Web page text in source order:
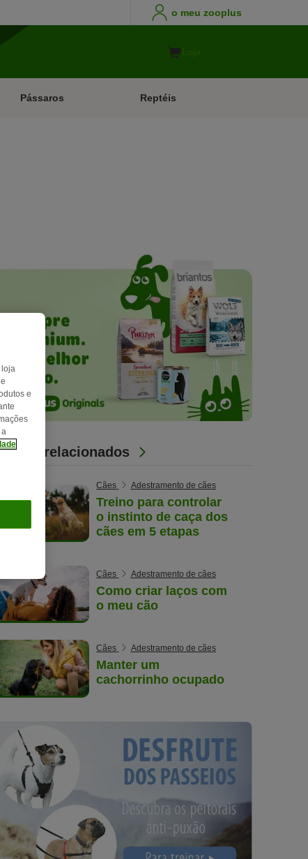
o meu zooplus
Pássaros Reptéis
relacionados
Cães Adestramento de cães
Treino para controlar
o instinto de caça dos
cães em 5 etapas
Cães Adestramento de cães
Como criar laços com
o meu cão
Cães Adestramento de cães
Manter um
cachorrinho ocupado
loja
e